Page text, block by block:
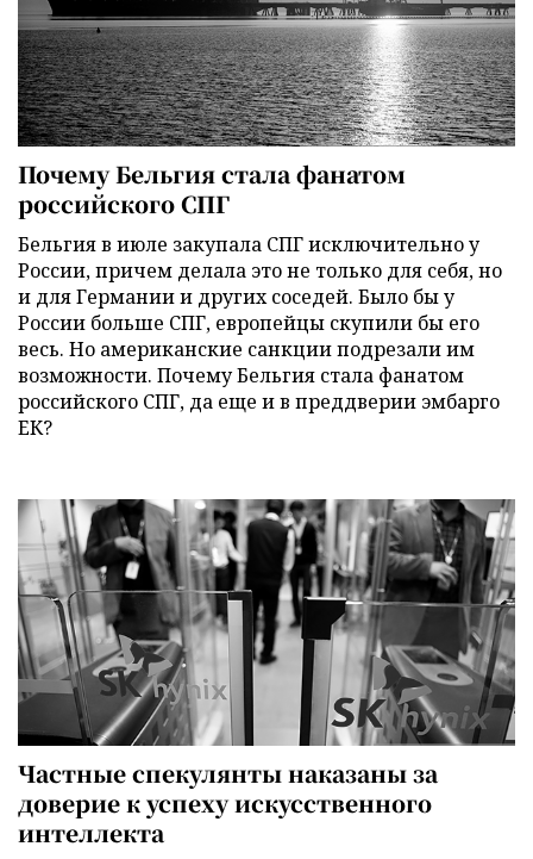
Почему Бельгия стала фанатом
российского СПГ
Бельгия в июле закупала СПГ исключительно у
России, причем делала это не только для себя, но
и для Германии и других соседей. Было бы у
России больше СПГ, европейцы скупили бы его
весь. Но американские санкции подрезали им
возможности. Почему Бельгия стала фанатом
российского СПГ, да еще и в преддверии эмбарго
ЕК?
Частные спекулянты наказаны за
доверие к успеху искусственного
интеллекта